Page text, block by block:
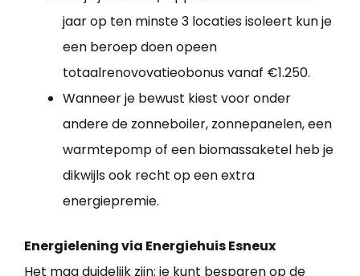
jaar op ten minste 3 locaties isoleert kun je
een beroep doen opeen
totaalrenovovatieobonus vanaf €1.250.
Wanneer je bewust kiest voor onder
andere de zonneboiler, zonnepanelen, een
warmtepomp of een biomassaketel heb je
dikwijls ook recht op een extra
energiepremie.
Energielening via Energiehuis Esneux
Het mag duidelijk zijn: je kunt besparen op de